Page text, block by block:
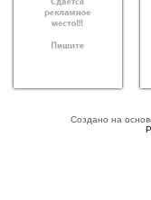
Создано на